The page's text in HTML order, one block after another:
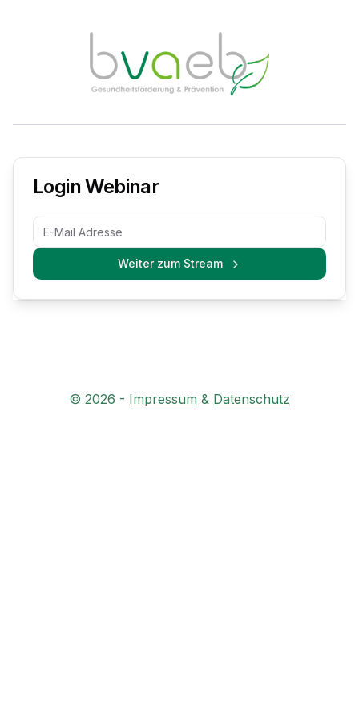
Login Webinar
Weiter zum Stream
© 2026 - Impressum & Datenschutz